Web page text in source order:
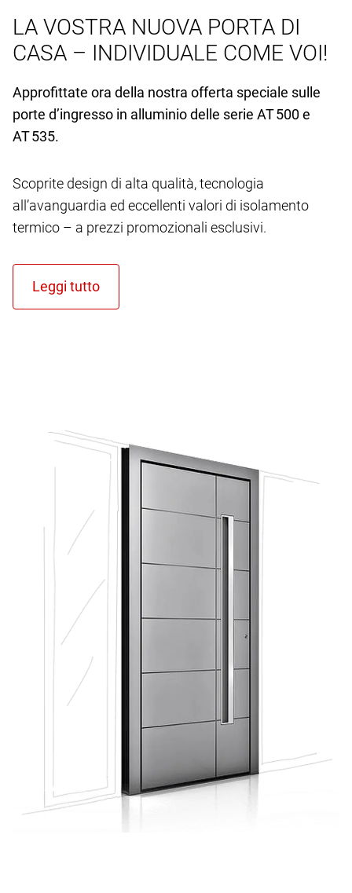
LA VOSTRA NUOVA PORTA DI
CASA – INDIVIDUALE COME VOI!
Approfittate ora della nostra offerta speciale sulle
porte d’ingresso in alluminio delle serie AT 500 e
AT 535.
Scoprite design di alta qualità, tecnologia
all’avanguardia ed eccellenti valori di isolamento
termico – a prezzi promozionali esclusivi.